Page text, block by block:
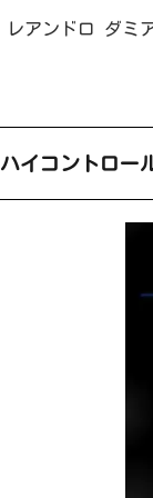
レアンドロ ダミ
ハイコントロー